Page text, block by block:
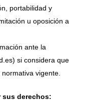
portabilidad y
u oposición a
ante la
si considera que
vigente.
sus derechos: